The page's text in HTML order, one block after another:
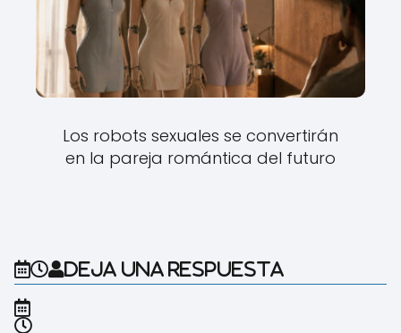
Los robots sexuales se convertirán
en la pareja romántica del futuro
Deja una respuesta